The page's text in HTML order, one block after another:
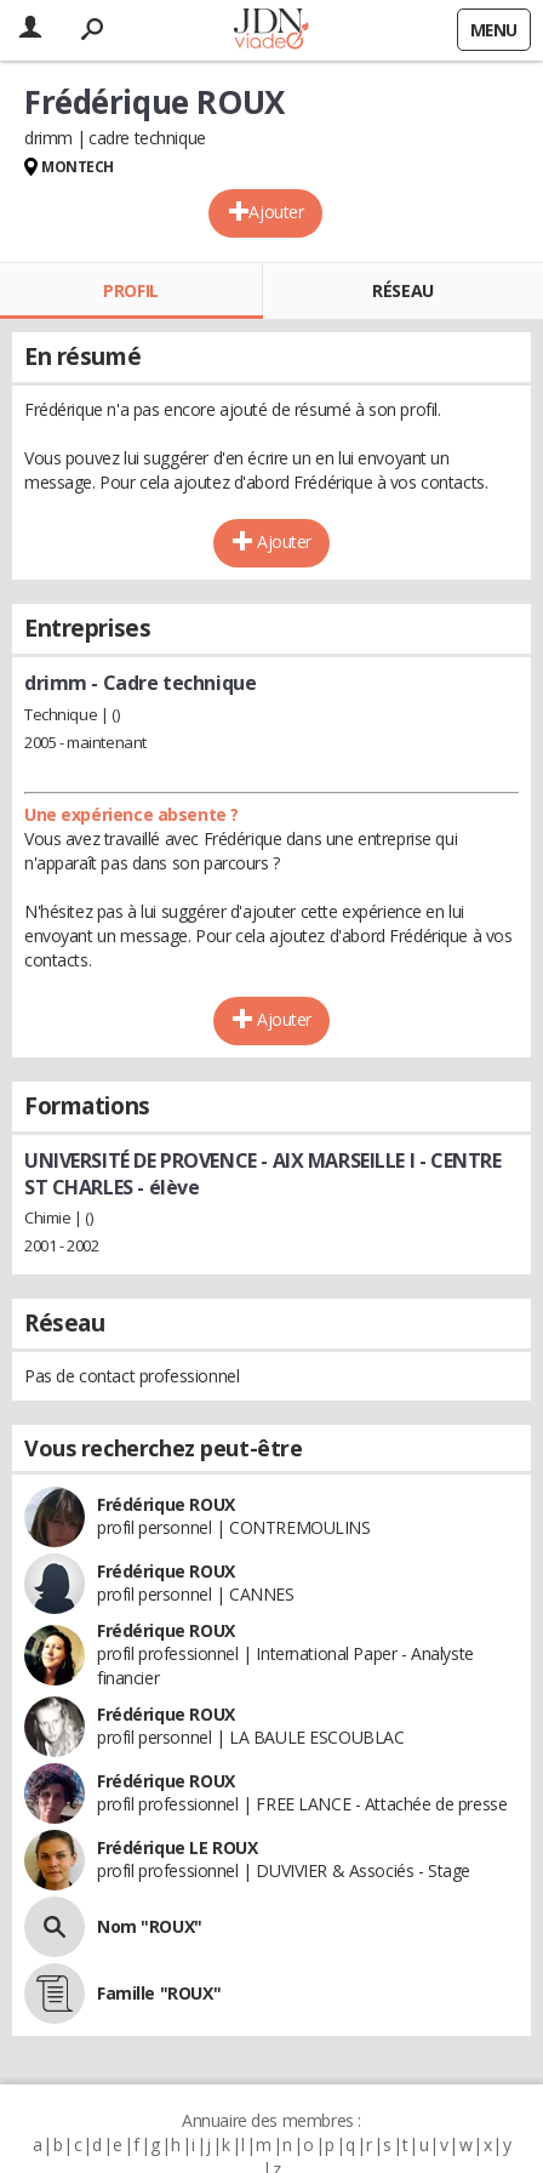
MENU
Ajouter
Frédérique ROUX
drimm cadre technique
MONTECH
PROFIL RÉSEAU
En résumé
Frédérique n'a pas encore ajouté de résumé à son profil.
Vous pouvez lui suggérer d'en écrire un en lui envoyant un
message. Pour cela ajoutez d'abord Frédérique à vos contacts.
Ajouter
Entreprises
drimm - Cadre technique
Technique | ()
2005 - maintenant
Une expérience absente ?
Vous avez travaillé avec Frédérique dans une entreprise qui
n'apparaît pas dans son parcours ?
N'hésitez pas à lui suggérer d'ajouter cette expérience en lui
envoyant un message. Pour cela ajoutez d'abord Frédérique à vos
contacts.
Ajouter
Formations
UNIVERSITÉ DE PROVENCE - AIX MARSEILLE I - CENTRE
ST CHARLES- élève
Chimie | ()
2001 - 2002
Réseau
Pas de contact professionnel
Vous recherchez peut-être
Frédérique ROUX
profil personnel | CONTREMOULINS
Frédérique ROUX
profil personnel | CANNES
Frédérique ROUX
profil professionnel | International Paper - Analyste
financier
Frédérique ROUX
profil personnel | LA BAULE ESCOUBLAC
Frédérique ROUX
profil professionnel | FREE LANCE - Attachée de presse
Frédérique LE ROUX
profil professionnel | DUVIVIER & Associés - Stage
Nom "ROUX"
Famille "ROUX"
Annuaire des membres :
a b c d e f g h i j k l m n o p q r s t u v w x y